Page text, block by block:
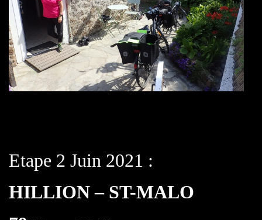
Etape 2 Juin 2021 :
HILLION – ST-MALO